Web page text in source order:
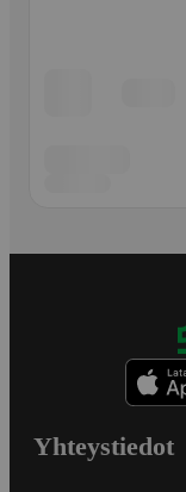
Yhteystiedot